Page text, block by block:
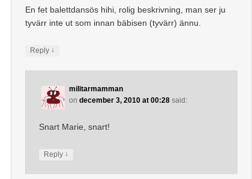
En fet balettdansös hihi, rolig beskrivning, man ser ju
tyvärr inte ut som innan bäbisen (tyvärr) ännu.
Reply ↓
militarmamman
ondecember 3, 2010 at 00:28 said:
Snart Marie, snart!
Reply ↓